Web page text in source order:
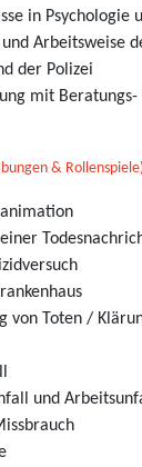
in Psychologie
Arbeitsweise
der Polizei
mit
&
von Toten /
und